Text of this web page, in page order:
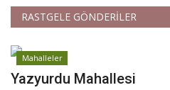
RASTGELE GÖNDERİLER
Mahalleler
Yazyurdu Mahallesi